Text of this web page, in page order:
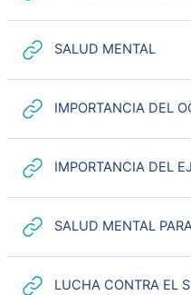
SALUD MENTAL
IMPORTANCIA DEL
IMPORTANCIA DEL
SALUD MENTAL
LUCHA CONTRA EL